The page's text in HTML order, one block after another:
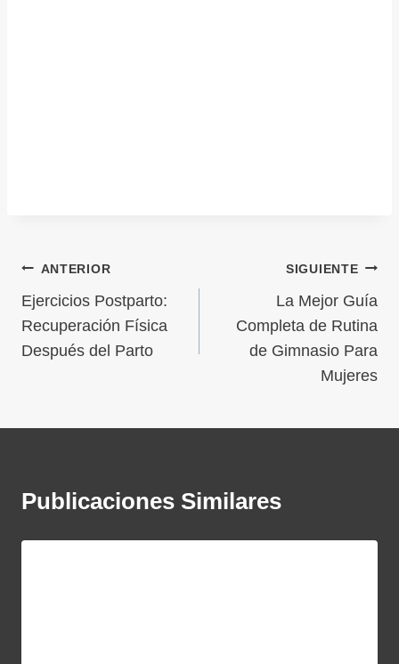
ANTERIOR
Ejercicios Postparto:
Recuperación Física
Después del Parto
SIGUIENTE
La Mejor Guía
Completa de Rutina
de Gimnasio Para
Mujeres
Publicaciones Similares